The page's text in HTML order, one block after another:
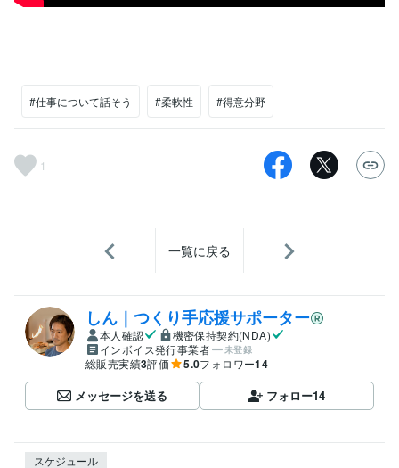
#仕事について話そう #柔軟性 #得意分野
1
一覧に戻る
しん｜つくり手応援サポーター
本人確認
機密保持契約(NDA)
インボイス発行事業者
未登録
総販売実績3評価 5.0フォロワー14
メッセージを送る フォロー14
スケジュール